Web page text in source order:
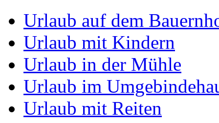
Urlaub auf dem
Urlaub mit Kindern
Urlaub in der Mühle
Urlaub im
Urlaub mit Reiten